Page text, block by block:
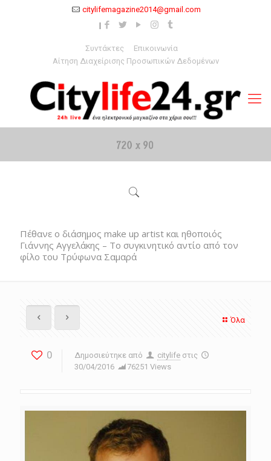
citylifemagazine2014@gmail.com
Συντάκτες
Επικοινωνία
Αίτηση Διαχείρισης Προσωπικών Δεδομένων
Πέθανε ο διάσημος make up artist και ηθοποιός
Γιάννης Αγγελάκης – Το συγκινητικό αντίο από τον
φίλο του Τρύφωνα Σαμαρά
Όλα
0 Δημοσιεύτηκε από citylife στις
30/04/2016
76251 Views